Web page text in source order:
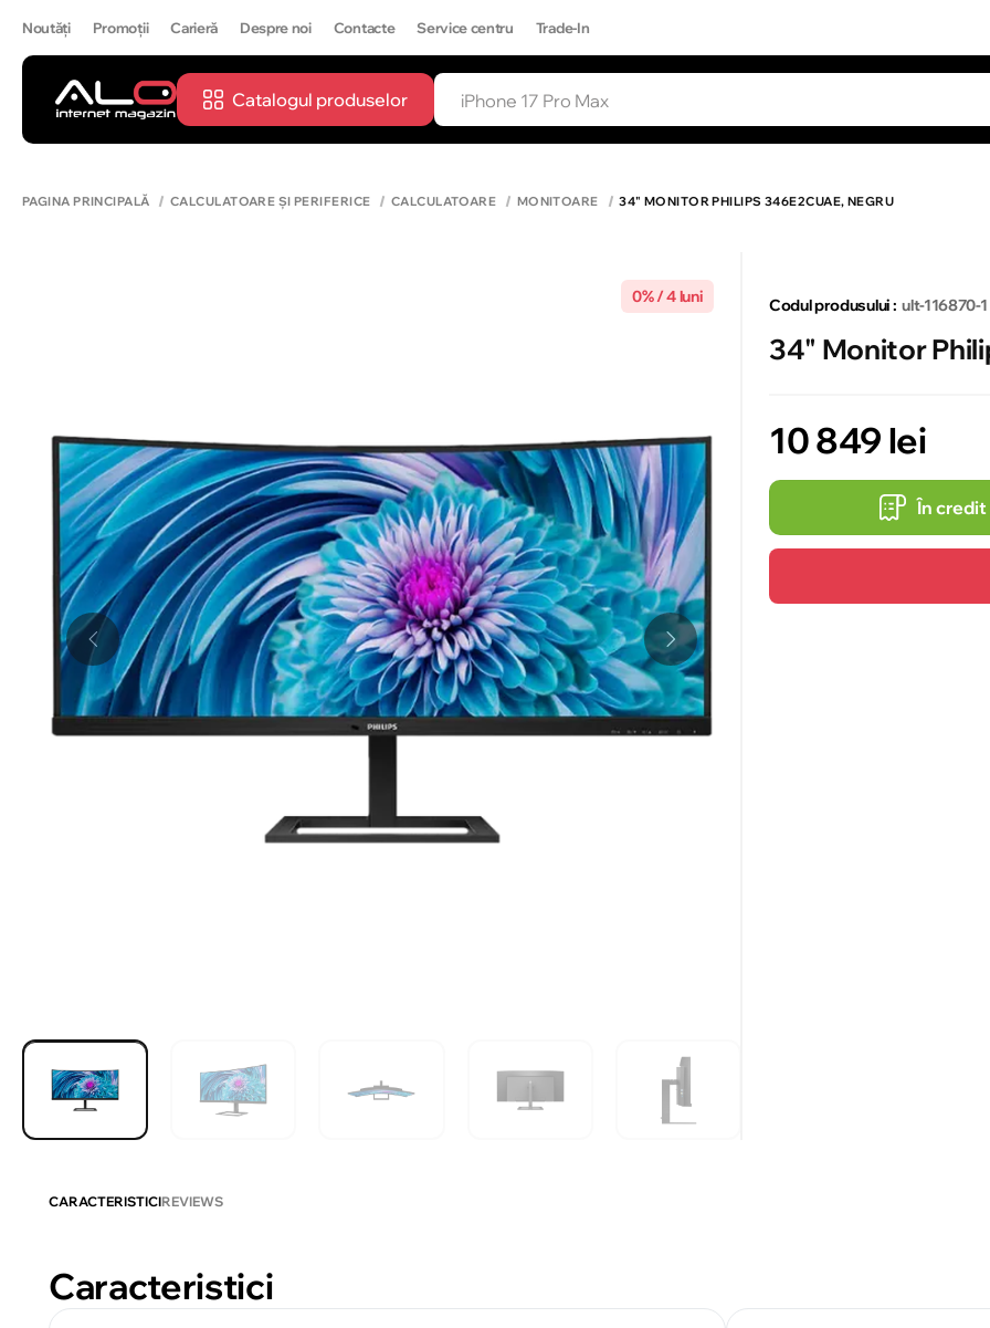
Noutăți Promoții Carieră Despre noi Contacte Service centru Trade-In
Catalogul produselor
PAGINA PRINCIPALĂ CALCULATOARE ȘI PERIFERICE CALCULATOARE MONITOARE 34" MONITOR PHILIPS 346E2CUAE, NEGRU
0% / 4 luni Codul produsului : ult-116870-1
34" Monitor
10 849 lei
În credit
CARACTERISTICIREVIEWS
Caracteristici